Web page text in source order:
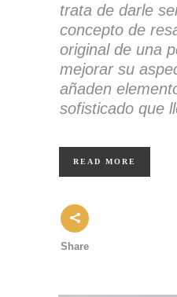
trata de darle
concepto de
original de una
mejorar su
añaden
sofisticado que
READ MORE
Share